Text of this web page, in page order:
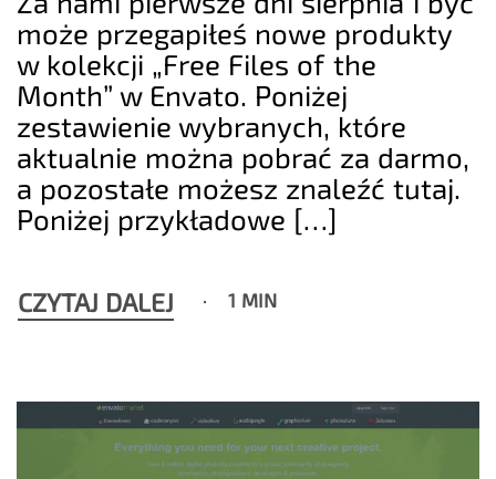
może przegapiłeś nowe produkty
w kolekcji „Free Files of the
Month” w Envato. Poniżej
zestawienie wybranych, które
aktualnie można pobrać za darmo,
a pozostałe możesz znaleźć tutaj.
Poniżej przykładowe […]
CZYTAJ DALEJ 1 MIN